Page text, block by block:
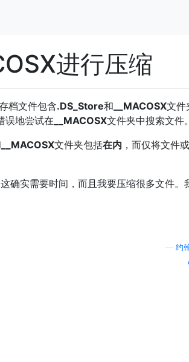
进行压缩
档文件包含.DS_Store和 __MACOSX文件
误地尝试在 __MACOSX文件夹中搜索文件。
__MACOSX文件夹包括在内 ，而仅将文件
确实需要时间，而且我要压缩很多文件。
约